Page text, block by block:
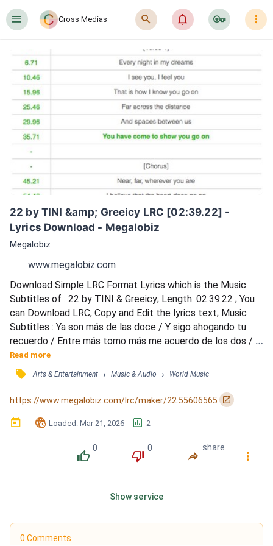
󰍜 Cross Medias 󰍉 󰂜 󰷖 󰇙
22 by TINI &amp; Greeicy LRC [02:39.22] -
Lyrics Download - Megalobiz
Megalobiz
www.megalobiz.com
Download Simple LRC Format Lyrics which is the Music
Subtitles of : 22 by TINI & Greeicy; Length: 02:39.22 ; You
can Download LRC, Copy and Edit the lyrics text; Music
Subtitles : Ya son más de las doce / Y sigo ahogando tu
recuerdo / Entre más tomo más me acuerdo de los dos /
De tu piel, tus besos y tu voz / Aunque tú seas el malo / Yo
recuerdo lo bueno / Hoy quiero vivir mis veintidós / Y yo te
prometo / No me vuelvo a enamorar / De ti, de ti, de ti /
Hoy te tienes que olvidar / De mí, de mí,...
Read more
󰓹 Arts & Entertainment › Music & Audio › World Music
https://www.megalobiz.com/lrc/maker/22.55606565 󰏌
󰃶 - 󱉊 Loaded: Mar 21, 2026 󱕎 2
󰔔
0
󰔒
0
󰤲
share
󰇙
Show service
0 Comments